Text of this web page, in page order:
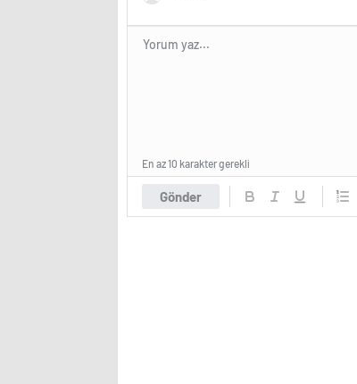
Gönder
En az 10 karakter gerekli